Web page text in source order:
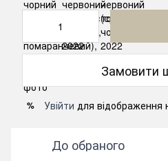
Замовити
% Увійти для відображення
До обраного